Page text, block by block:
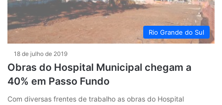
Rio Grande do Sul
18 de julho de 2019
Obras do Hospital Municipal chegam a
40% em Passo Fundo
Com diversas frentes de trabalho as obras do Hospital